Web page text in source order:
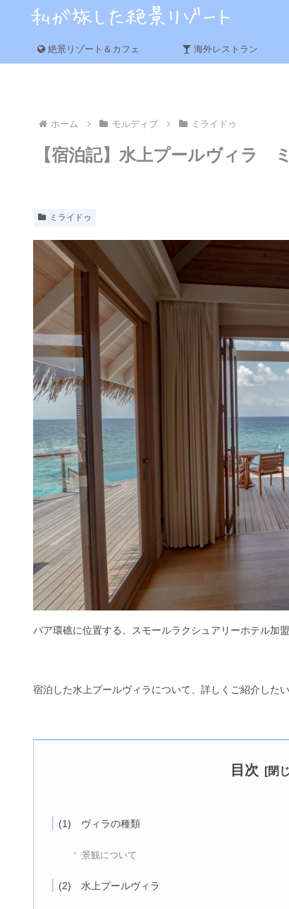
絶景リゾート＆カフェ 海外レストラン
ホーム モルディブ ミライドゥ
【宿泊記】水上プールヴィラ
ミライドゥ
バア環礁に位置する、スモールラクシュアリーホテル加
宿泊した水上プールヴィラについて、詳しくご紹介した
目次
(1) ヴィラの種類
景観について
(2) 水上プールヴィラ